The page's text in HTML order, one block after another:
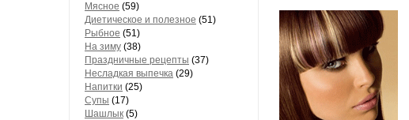
Мясное (59)
Диетическое и полезное (51)
Рыбное (51)
На зиму (38)
Праздничные рецепты (37)
Несладкая выпечка (29)
Напитки (25)
Супы (17)
Шашлык (5)